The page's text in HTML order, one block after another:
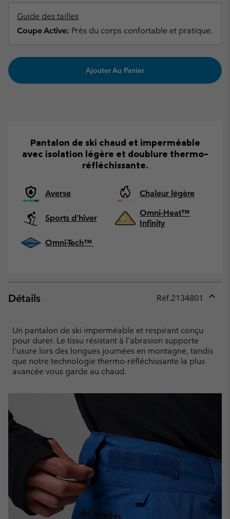
Guide des tailles
Coupe Active: Près du corps confortable et pratique.
Ajouter Au Panier
Pantalon de ski chaud et imperméable
avec isolation légère et doublure thermo-
réfléchissante.
Averse Chaleur légère
Sports d’hiver
Omni-Heat™
Infinity
Omni-Tech™
Détails Réf.2134801
Un pantalon de ski imperméable et respirant conçu
pour durer. Le tissu résistant à l'abrasion supporte
l'usure lors des longues journées en montagne, tandis
que notre technologie thermo-réfléchissante la plus
avancée vous garde au chaud.